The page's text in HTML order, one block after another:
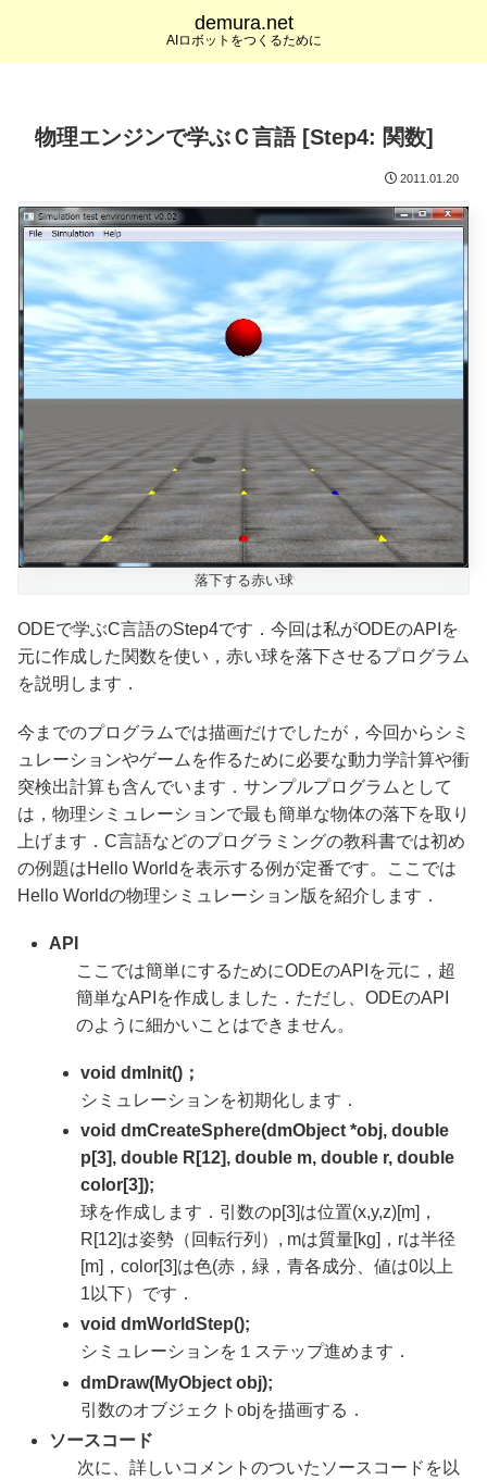
demura.net
AIロボットをつくるために
物理エンジンで学ぶＣ言語 [Step4: 関数]
2011.01.20
落下する赤い球
ODEで学ぶC言語のStep4です．今回は私がODEのAPIを
元に作成した関数を使い，赤い球を落下させるプログラム
を説明します．
今までのプログラムでは描画だけでしたが，今回からシミ
ュレーションやゲームを作るために必要な動力学計算や衝
突検出計算も含んでいます．サンプルプログラムとして
は，物理シミュレーションで最も簡単な物体の落下を取り
上げます．C言語などのプログラミングの教科書では初め
の例題はHello Worldを表示する例が定番です。ここでは
Hello Worldの物理シミュレーション版を紹介します．
API
ここでは簡単にするためにODEのAPIを元に，超
簡単なAPIを作成しました．ただし、ODEのAPI
のように細かいことはできません。
void dmInit()；
シミュレーションを初期化します．
void dmCreateSphere(dmObject *obj, double
p[3], double R[12], double m, double r, double
color[3]);
球を作成します．引数のp[3]は位置(x,y,z)[m]，
R[12]は姿勢（回転行列）, mは質量[kg]，rは半径
[m]，color[3]は色(赤，緑，青各成分、値は0以上
1以下）です．
void dmWorldStep();
シミュレーションを１ステップ進めます．
dmDraw(MyObject obj);
引数のオブジェクトobjを描画する．
ソースコード
次に、詳しいコメントのついたソースコードを以